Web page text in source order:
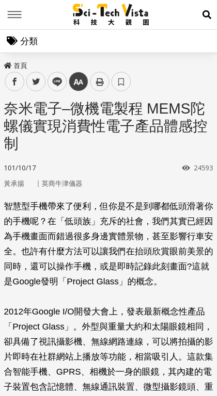
展
分類
首頁
facebooktwitter line 中
奈米電子–微機電製程 MEMS陀
螺儀實現消費性電子產品體感控
制
101/10/17 瀏覽次
24593
黃承揚 ｜ 英商牛津儀器
智慧型手機帶來了便利，但你是不是到哪都低頭滑著你
的手機呢？在「低頭族」充斥的社會，我們其實已經因
為手機畫面而錯過很多身邊實體景物，甚至影響行車安
全。也許有什麼方法可以讓我們在抬頭欣賞眼前美景的
同時，還可以操作手機，或是即時記錄此刻畫面?這就
是Google發明「Project Glass」的概念。
2012年Google I/O開發大會上，發表最新概念性產品
「Project Glass」。外型與重量大約和太陽眼鏡相同，
卻具備了視訊攝影機、無線網路連線，可以將拍攝的影
片即時在社群網站上播放等功能，相當吸引人。這款集
合智能手機、GPRS、相機於一身的眼鏡，其內建的電
子裝置包含記憶體、無線通訊裝置、微型攝影鏡頭、重